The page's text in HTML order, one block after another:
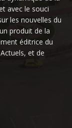
avec le souci
les nouvelles du
produit de la
éditrice du
et de